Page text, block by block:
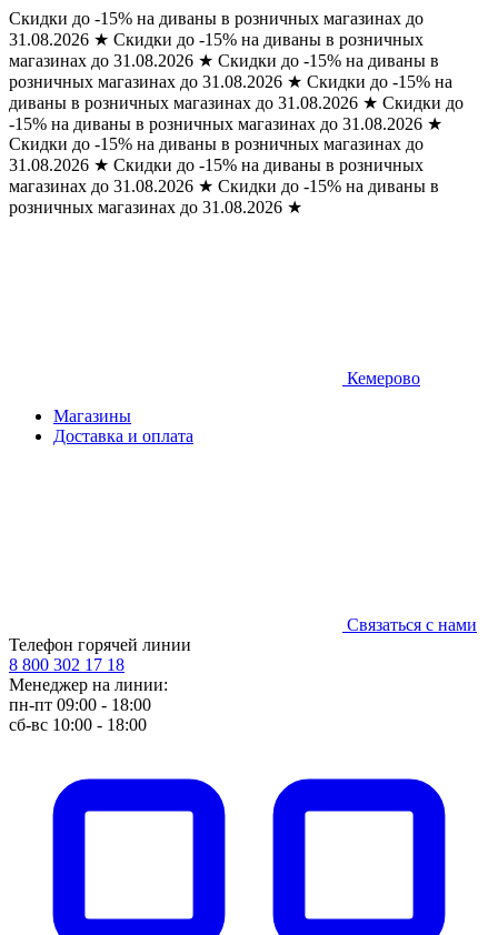
Скидки до -15% на диваны в розничных магазинах до
31.08.2026 ★ Скидки до -15% на диваны в розничных
магазинах до 31.08.2026 ★ Скидки до -15% на диваны в
розничных магазинах до 31.08.2026 ★ Скидки до -15% на
диваны в розничных магазинах до 31.08.2026 ★ Скидки до
-15% на диваны в розничных магазинах до 31.08.2026 ★
Скидки до -15% на диваны в розничных магазинах до
31.08.2026 ★ Скидки до -15% на диваны в розничных
магазинах до 31.08.2026 ★ Скидки до -15% на диваны в
розничных магазинах до 31.08.2026 ★
Кемерово
Магазины
Доставка и оплата
Связаться с нами
Телефон горячей линии
8 800 302 17 18
Менеджер на линии:
пн-пт 09:00 - 18:00
сб-вс 10:00 - 18:00